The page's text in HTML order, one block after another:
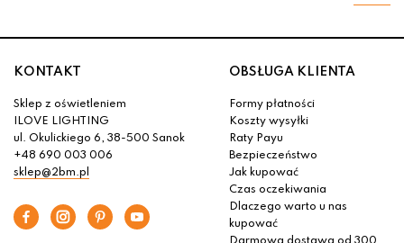
KONTAKT
Sklep z oświetleniem
ILOVE LIGHTING
ul. Okulickiego 6, 38-500 Sanok
+48 690 003 006
sklep@2bm.pl
OBSŁUGA KLIENTA
Formy płatności
Koszty wysyłki
Raty Payu
Bezpieczeństwo
Jak kupować
Czas oczekiwania
Dlaczego warto u nas
kupować